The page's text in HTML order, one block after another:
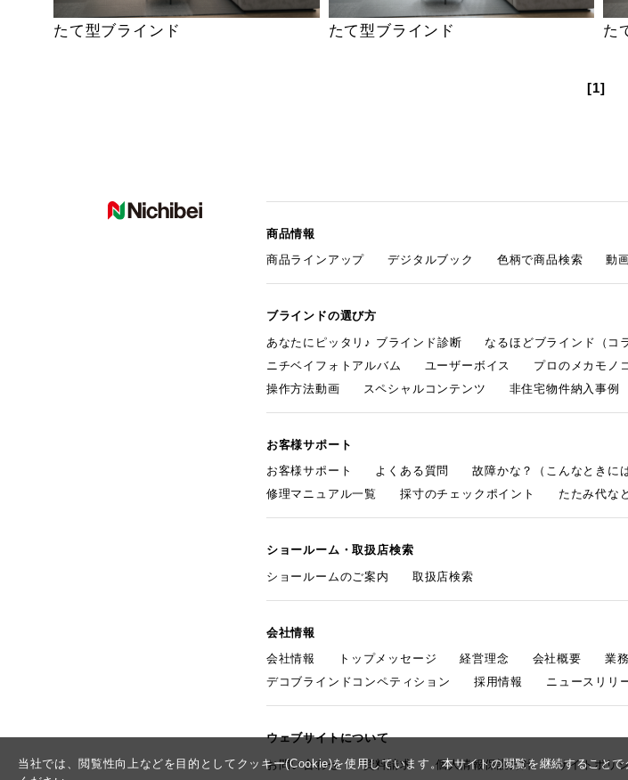
当社では、閲覧性向上などを目的としてクッキー(Cookie)を使用しています。本サイトの閲覧を継続すること
たて型ブラインド たて型ブラインド た
[1]
商品情報
商品ラインアップ
デジタルブック 色柄で商品検索 動
ブラインドの選び方
あなたにピッタリ♪ ブラインド診断
なるほどブラインド（コ
ニチベイフォトアルバム
ユーザーボイス プロのメカモノ
操作方法動画
スペシャルコンテンツ 非住宅物件納入事例
お客様サポート
お客様サポート
よくある質問 故障かな？（こんなときには
修理マニュアル一覧
採寸のチェックポイント たたみ代な
ショールーム・取扱店検索
ショールームのご案内
取扱店検索
会社情報
会社情報
トップメッセージ 経営理念 会社概要 業
デコブラインドコンペティション
採用情報 ニュースリリ
ウェブサイトについて
お問い合わせ
資料請求 個人情報保護方針 サイトポリ